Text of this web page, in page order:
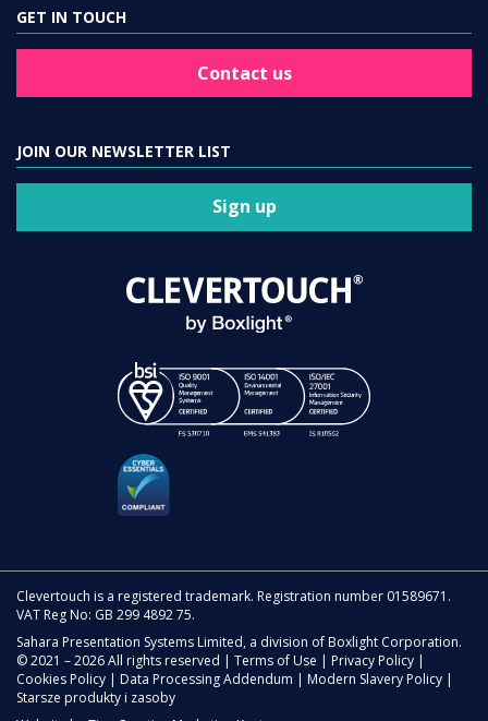
GET IN TOUCH
Contact us
JOIN OUR NEWSLETTER LIST
Sign up
Clevertouch is a registered trademark. Registration number 01589671.
VAT Reg No: GB 299 4892 75.
Sahara Presentation Systems Limited, a division of Boxlight Corporation.
© 2021 – 2026 All rights reserved | Terms of Use | Privacy Policy |
Cookies Policy | Data Processing Addendum | Modern Slavery Policy |
Starsze produkty i zasoby